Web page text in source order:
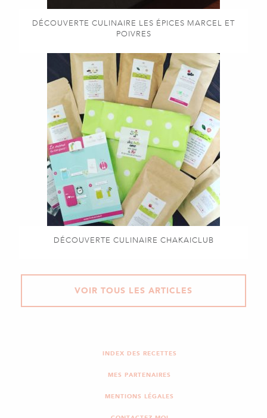
DÉCOUVERTE CULINAIRE LES ÉPICES MARCEL ET
POIVRES
DÉCOUVERTE CULINAIRE CHAKAICLUB
VOIR TOUS LES ARTICLES
INDEX DES RECETTES
MES PARTENAIRES
MENTIONS LÉGALES